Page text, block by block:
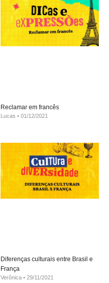
Reclamar em francês
Lucas 01/12/2021
Diferenças culturais entre Brasil e
França
Verônica 29/11/2021